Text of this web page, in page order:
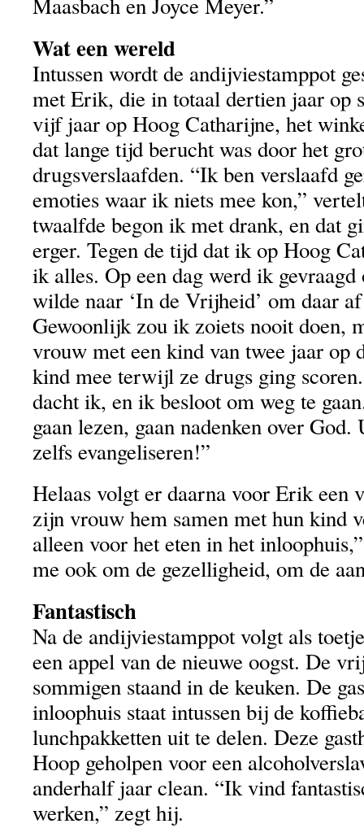
Wat een wereld
Intussen wordt de andijviestamppot
met Erik, die in totaal dertien jaar op
vijf jaar op Hoog Catharijne, het
dat lange tijd berucht was door het
drugsverslaafden. “Ik ben verslaafd
emoties waar ik niets mee kon,”
twaalfde begon ik met drank, en dat
erger. Tegen de tijd dat ik op Hoog
ik alles. Op een dag werd ik
wilde naar ‘In de Vrijheid’ om daar
Gewoonlijk zou ik zoiets nooit doen,
vrouw met een kind van twee jaar op
kind mee terwijl ze drugs ging
dacht ik, en ik besloot om weg te
gaan lezen, gaan nadenken over
zelfs evangeliseren!”
Helaas volgt er daarna voor Erik een
zijn vrouw hem samen met hun kind
alleen voor het eten in het
me ook om de gezelligheid, om de
Fantastisch
Na de andijviestamppot volgt als
een appel van de nieuwe oogst. De
sommigen staand in de keuken. De
inloophuis staat intussen bij de
lunchpakketten uit te delen. Deze
Hoop geholpen voor een
anderhalf jaar clean. “Ik vind
werken,” zegt hij.